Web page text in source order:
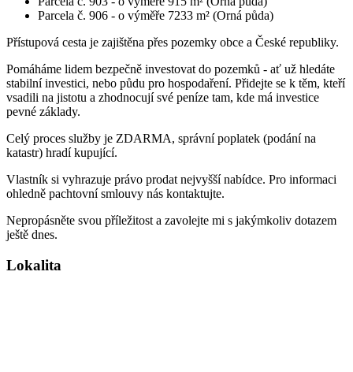
Parcela č. 906 - o výměře 7233 m² (Orná půda)
Přístupová cesta je zajištěna přes pozemky obce a České republiky.
Pomáháme lidem bezpečně investovat do pozemků - ať už hledáte
stabilní investici, nebo půdu pro hospodaření. Přidejte se k těm, kteří
vsadili na jistotu a zhodnocují své peníze tam, kde má investice
pevné základy.
Celý proces služby je ZDARMA, správní poplatek (podání na
katastr) hradí kupující.
Vlastník si vyhrazuje právo prodat nejvyšší nabídce. Pro informaci
ohledně pachtovní smlouvy nás kontaktujte.
Nepropásněte svou příležitost a zavolejte mi s jakýmkoliv dotazem
ještě dnes.
Lokalita